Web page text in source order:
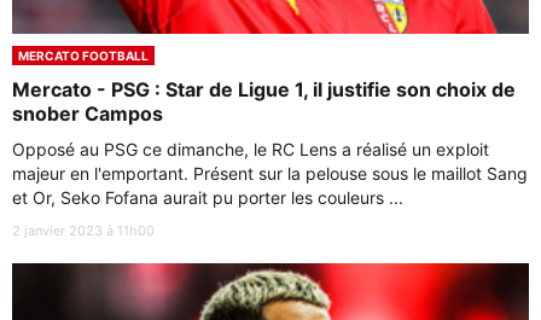
MERCATO FOOTBALL
Mercato - PSG : Star de Ligue 1, il justifie son choix de
snober Campos
Opposé au PSG ce dimanche, le RC Lens a réalisé un exploit
majeur en l'emportant. Présent sur la pelouse sous le maillot Sang
et Or, Seko Fofana aurait pu porter les couleurs ...
2 janvier 2023 à 11h00